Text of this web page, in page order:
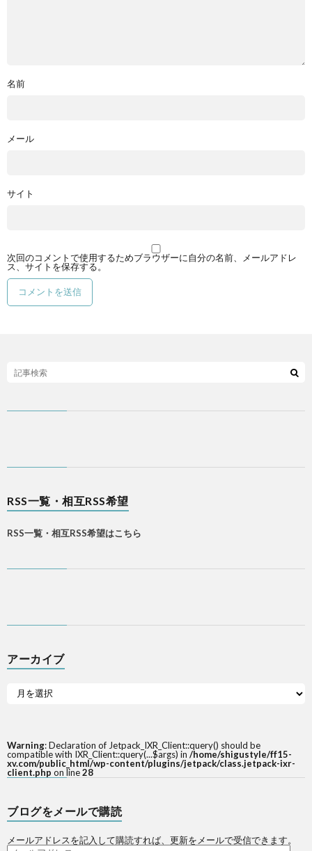
名前
メール
サイト
次回のコメントで使用するためブラウザーに自分の名前、メールアドレ
ス、サイトを保存する。
RSS一覧・相互RSS希望
RSS一覧・相互RSS希望はこちら
アーカイブ
Warning: Declaration of Jetpack_IXR_Client::query() should be
compatible with IXR_Client::query(...$args) in /home/shigustyle/ff15-
xv.com/public_html/wp-content/plugins/jetpack/class.jetpack-ixr-
client.php on line28
ブログをメールで購読
メールアドレスを記入して購読すれば、更新をメールで受信できます。